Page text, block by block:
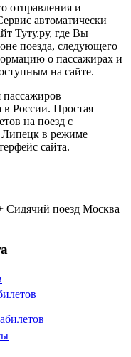
отправления и
автоматически
Туту.ру, где Вы
поезда, следующего
о пассажирах и
на сайте.
в России. Простая
на поезд с
в режиме
сайта.
Сидячий поезд Москва